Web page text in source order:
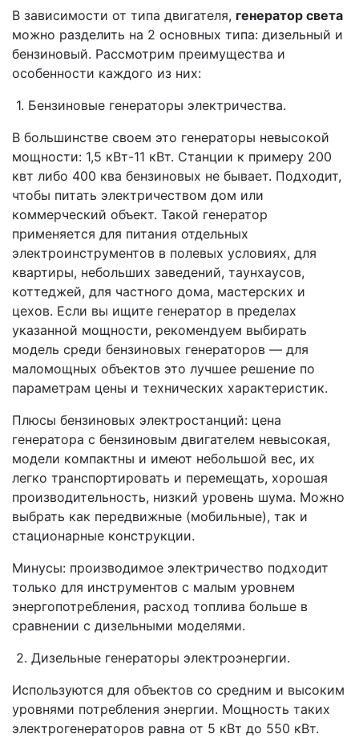
В зависимости от типа двигателя, генератор света
можно разделить на 2 основных типа: дизельный и
бензиновый. Рассмотрим преимущества и
особенности каждого из них:
1. Бензиновые генераторы электричества.
В большинстве своем это генераторы невысокой
мощности: 1,5 кВт-11 кВт. Станции к примеру 200
квт либо 400 ква бензиновых не бывает. Подходит,
чтобы питать электричеством дом или
коммерческий объект. Такой генератор
применяется для питания отдельных
электроинструментов в полевых условиях, для
квартиры, небольших заведений, таунхаусов,
коттеджей, для частного дома, мастерских и
цехов. Если вы ищите генератор в пределах
указанной мощности, рекомендуем выбирать
модель среди бензиновых генераторов — для
маломощных объектов это лучшее решение по
параметрам цены и технических характеристик.
Плюсы бензиновых электростанций: цена
генератора с бензиновым двигателем невысокая,
модели компактны и имеют небольшой вес, их
легко транспортировать и перемещать, хорошая
производительность, низкий уровень шума. Можно
выбрать как передвижные (мобильные), так и
стационарные конструкции.
Минусы: производимое электричество подходит
только для инструментов с малым уровнем
энергопотребления, расход топлива больше в
сравнении с дизельными моделями.
2. Дизельные генераторы электроэнергии.
Используются для объектов со средним и высоким
уровнями потребления энергии. Мощность таких
электрогенераторов равна от 5 кВт до 550 кВт.